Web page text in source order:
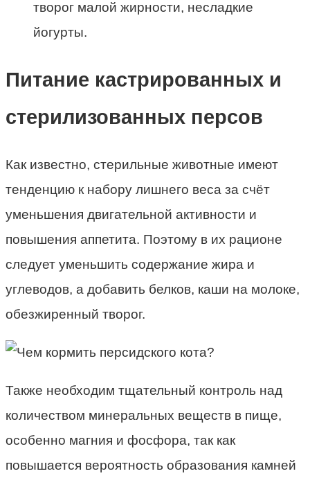
творог малой жирности, несладкие
йогурты.
Питание кастрированных и
стерилизованных персов
Как известно, стерильные животные имеют
тенденцию к набору лишнего веса за счёт
уменьшения двигательной активности и
повышения аппетита. Поэтому в их рационе
следует уменьшить содержание жира и
углеводов, а добавить белков, каши на молоке,
обезжиренный творог.
Также необходим тщательный контроль над
количеством минеральных веществ в пище,
особенно магния и фосфора, так как
повышается вероятность образования камней